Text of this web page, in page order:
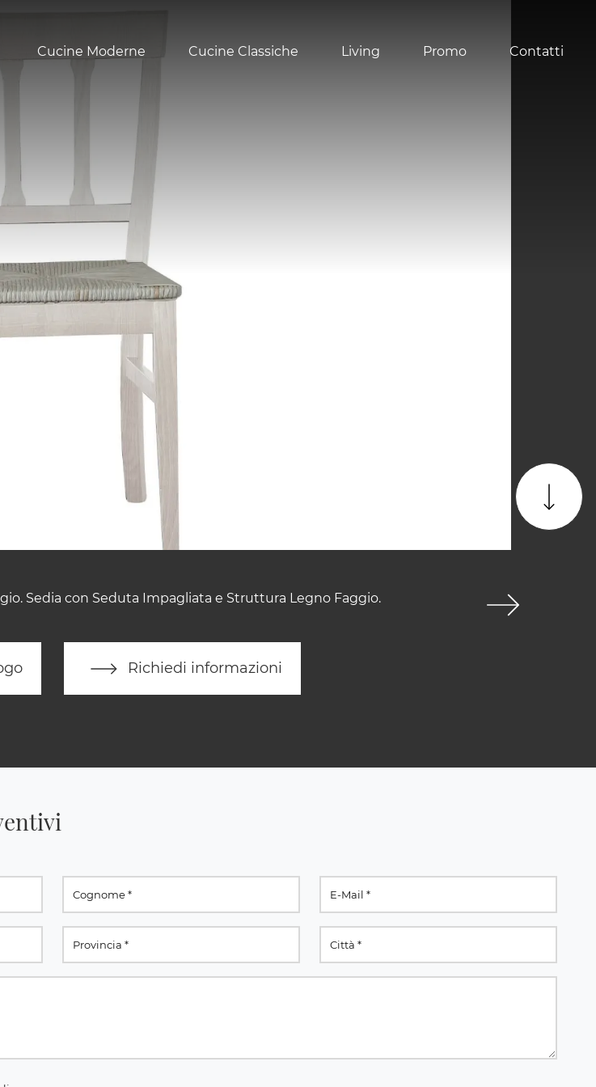
Cucine Moderne Cucine Classiche Living Promo Contatti
Sedia con Seduta Impagliata e Struttura Legno Faggio.
Richiedi informazioni